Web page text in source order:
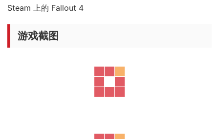
Steam 上的 Fallout 4
游戏截图